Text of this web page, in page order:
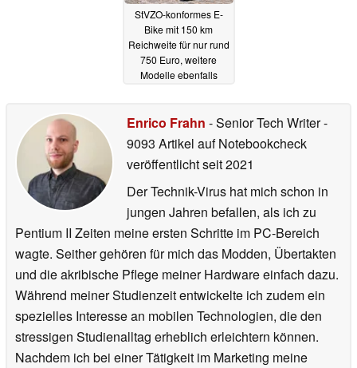
StVZO-konformes E-
Bike mit 150 km
Reichweite für nur rund
750 Euro, weitere
Modelle ebenfalls
Enrico Frahn - Senior Tech Writer-
9093 Artikel auf Notebookcheck
veröffentlichtseit 2021
Der Technik-Virus hat mich schon in
jungen Jahren befallen, als ich zu
Pentium II Zeiten meine ersten Schritte im PC-Bereich
wagte. Seither gehören für mich das Modden, Übertakten
und die akribische Pflege meiner Hardware einfach dazu.
Während meiner Studienzeit entwickelte ich zudem ein
spezielles Interesse an mobilen Technologien, die den
stressigen Studienalltag erheblich erleichtern können.
Nachdem ich bei einer Tätigkeit im Marketing meine